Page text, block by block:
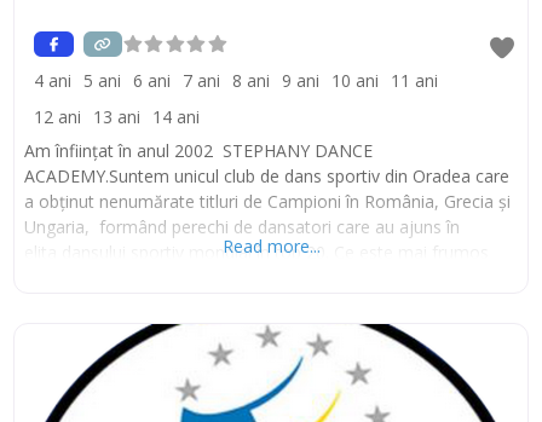
4 ani 5 ani 6 ani 7 ani 8 ani 9 ani 10 ani
11 ani
12 ani
13 ani
14 ani
Am înființat în anul 2002 STEPHANY DANCE
ACADEMY.Suntem unicul club de dans sportiv din Oradea care
a obținut nenumărate titluri de Campioni în România, Grecia și
Ungaria, formând perechi de dansatori care au ajuns în
elita dansului sportiv mondial în top 20. Ce este mai frumos
Instagram Pinterest
Read more...